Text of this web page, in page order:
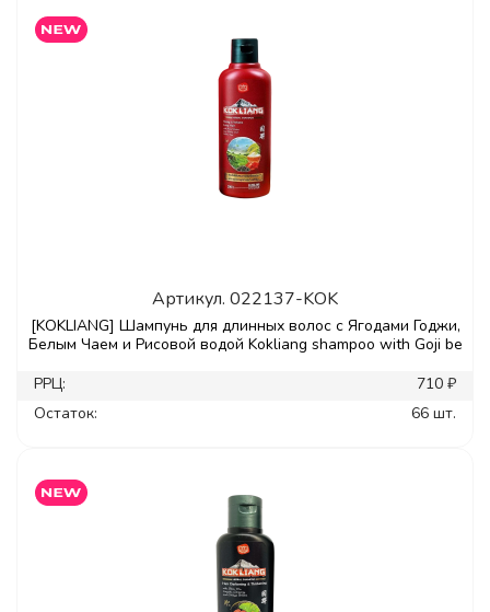
Артикул. 022137-KOK
[KOKLIANG] Шампунь для длинных волос с Ягодами Годжи,
Белым Чаем и Рисовой водой Kokliang shampoo with Goji be
РРЦ:
710 ₽
Остаток:
66 шт.